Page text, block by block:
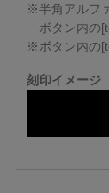
※半角アルフ
ボタン内の
※ボタン内の
刻印イメージ